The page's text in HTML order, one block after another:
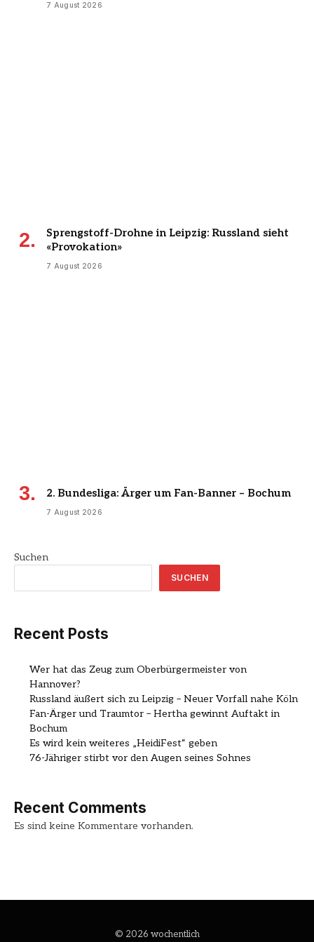
7 August 2026
Sprengstoff-Drohne in Leipzig: Russland sieht
«Provokation»
7 August 2026
2. Bundesliga: Ärger um Fan-Banner – Bochum
7 August 2026
Suchen
SUCHEN
Recent Posts
Wer hat das Zeug zum Oberbürgermeister von
Hannover?
Russland äußert sich zu Leipzig – Neuer Vorfall nahe Köln
Fan-Ärger und Traumtor – Hertha gewinnt Auftakt in
Bochum
Es wird kein weiteres „HeidiFest“ geben
76-Jähriger stirbt vor den Augen seines Sohnes
Recent Comments
Es sind keine Kommentare vorhanden.
© 2026 wochentlich